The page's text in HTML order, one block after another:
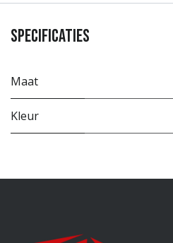
Specificaties
Maat
Kleur